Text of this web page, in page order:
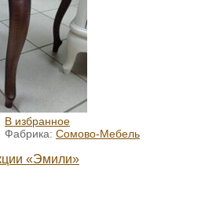
В избранное
Фабрика: Сомово-Мебель
«Эмили»